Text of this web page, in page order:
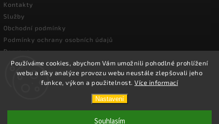
Používáme cookies, abychom Vám umožnili pohodlné prohlížení
webu a díky analýze provozu webu neustále zlepšovali jeho
funkce, výkon a použitelnost. Více informací
Nastavení
Souhlasím
Kontakty
Služby
Obchodní podmínky
Podmínky ochrany osobních údajů
Doprava
Blog zahradní techniky
Žižka R&F s.r.o.. Všechna práva vyhrazena.
Shoptet| DesignShoptak.cz.